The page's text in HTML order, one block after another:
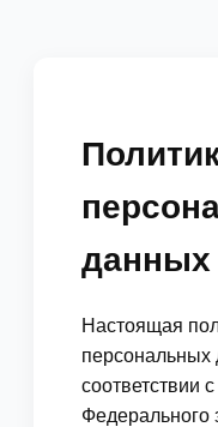
данных
Настоящая
персональных
соответствии